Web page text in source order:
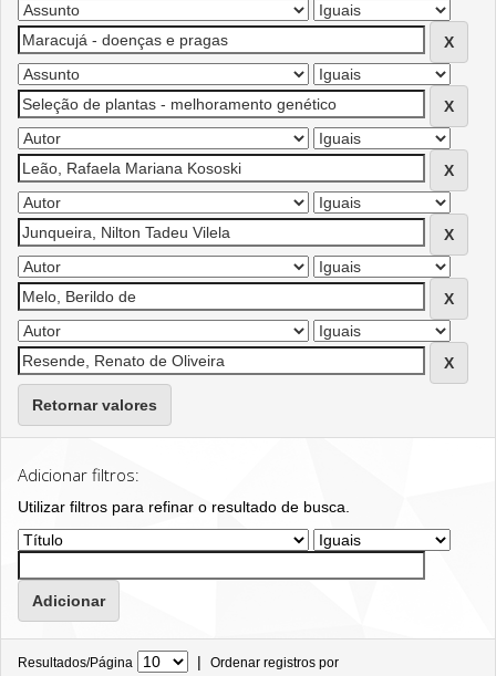
Retornar valores
Adicionar filtros:
Utilizar filtros para refinar o resultado de busca.
Resultados/Página | Ordenar registros por